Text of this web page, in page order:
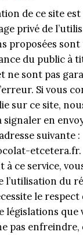
de ce site
privé de
proposées sont
du public à
ne sont pas
Si vous
sur ce site,
signaler en
suivante :
etcetera.fr.
à ce service,
l’utilisation du
le respect
législations que
pas